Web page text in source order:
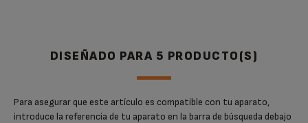
DISEÑADO PARA 5 PRODUCTO(S)
Para asegurar que este artículo es compatible con tu aparato,
introduce la referencia de tu aparato en la barra de búsqueda debajo